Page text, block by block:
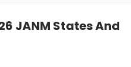
JANM States And